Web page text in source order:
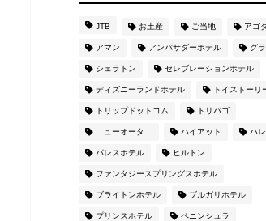
JTB お土産 ご当地 アゴ
アマン アンバサダーホテル グ
シェラトン セレブレーションホテル
ディズニーランドホテル トイストーリ
トリップドットコム トリバゴ
ニューオータニ ハイアット ハ
パレスホテル ヒルトン
ファンタジースプリングスホテル
ブライトンホテル ブルガリホテル
プリンスホテル ペニンシュラ